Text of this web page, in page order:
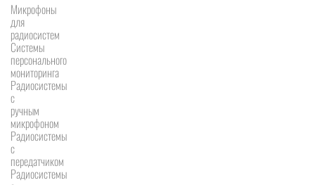
Микрофоны
для
радиосистем
Системы
персонального
мониторинга
Радиосистемы
c
ручным
микрофоном
Радиосистемы
с
передатчиком
Радиосистемы